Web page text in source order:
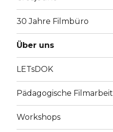
30 Jahre Filmbüro
Über uns
LETsDOK
Pädagogische Filmarbeit
Workshops